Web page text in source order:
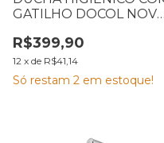
GATILHO DOCOL NOVA
R$399,90
12 x de R$41,14
Só restam 2 em estoque!